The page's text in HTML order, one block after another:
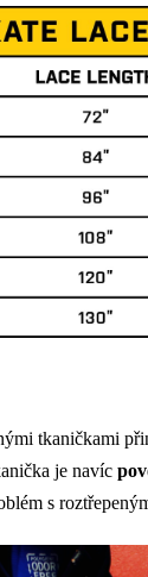
tkaničkami
je navíc
s